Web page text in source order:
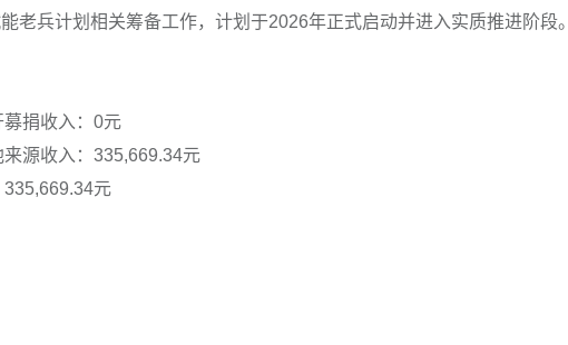
老兵计划相关筹备工作，计划于2026年正式启动并进入实质推进阶段。
捐收入：0元
源收入：335,669.34元
元